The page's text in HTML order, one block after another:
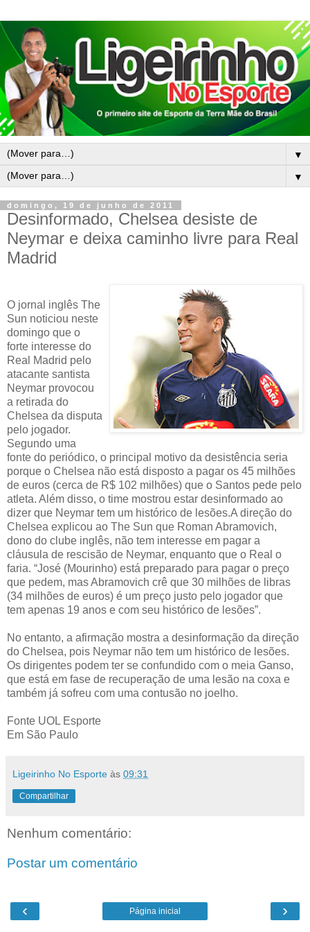
▼
▼
domingo, 19 de junho de 2011
Desinformado, Chelsea desiste de
Neymar e deixa caminho livre para Real
Madrid
O jornal inglês The
Sun noticiou neste
domingo que o
forte interesse do
Real Madrid pelo
atacante santista
Neymar provocou
a retirada do
Chelsea da disputa
pelo jogador.
Segundo uma
fonte do periódico, o principal motivo da desistência seria
porque o Chelsea não está disposto a pagar os 45 milhões
de euros (cerca de R$ 102 milhões) que o Santos pede pelo
atleta. Além disso, o time mostrou estar desinformado ao
dizer que Neymar tem um histórico de lesões.A direção do
Chelsea explicou ao The Sun que Roman Abramovich,
dono do clube inglês, não tem interesse em pagar a
cláusula de rescisão de Neymar, enquanto que o Real o
faria. “José (Mourinho) está preparado para pagar o preço
que pedem, mas Abramovich crê que 30 milhões de libras
(34 milhões de euros) é um preço justo pelo jogador que
tem apenas 19 anos e com seu histórico de lesões”.
No entanto, a afirmação mostra a desinformação da direção
do Chelsea, pois Neymar não tem um histórico de lesões.
Os dirigentes podem ter se confundido com o meia Ganso,
que está em fase de recuperação de uma lesão na coxa e
também já sofreu com uma contusão no joelho.
Fonte UOL Esporte
Em São Paulo
Ligeirinho No Esporte às 09:31
Compartilhar
Nenhum comentário:
Postar um comentário
‹ ›
Página inicial